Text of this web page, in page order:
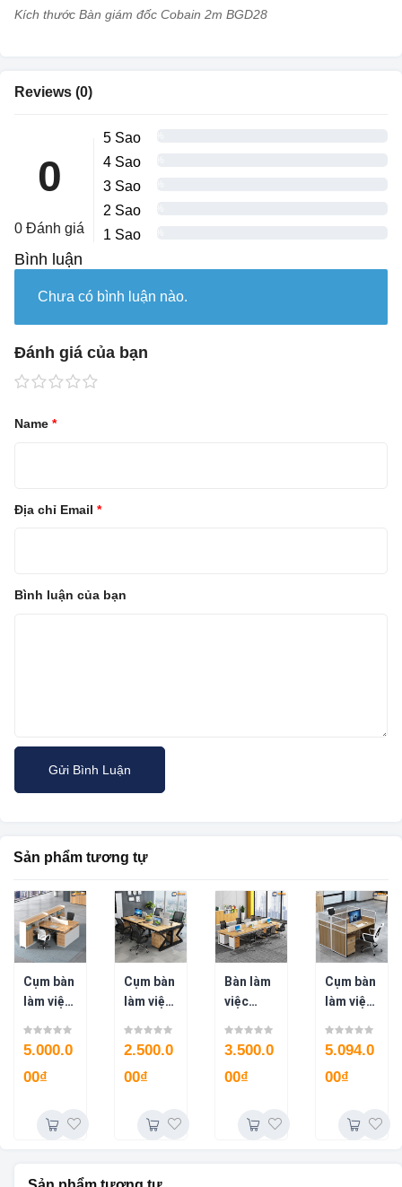
Kích thước Bàn giám đốc Cobain 2m BGD28
Reviews (0)
0
0 Đánh giá 1 Sao
2 Sao
3 Sao
4 Sao
5 Sao
Bình luận
Chưa có bình luận nào.
Đánh giá của bạn
Bình luận của bạn
Name *
Địa chỉ Email *
Sản phẩm tương tự
Cụm bàn
làm việc
CB0912
5.000.0
00₫
Cụm bàn
làm việc
2m4 chữ
người
2.500.0
00₫
Bàn làm
việc
chữ U 6
3m6
3.500.0
00₫
Cụm bàn
làm việc
ngăn 2
CB1212
5.094.0
00₫